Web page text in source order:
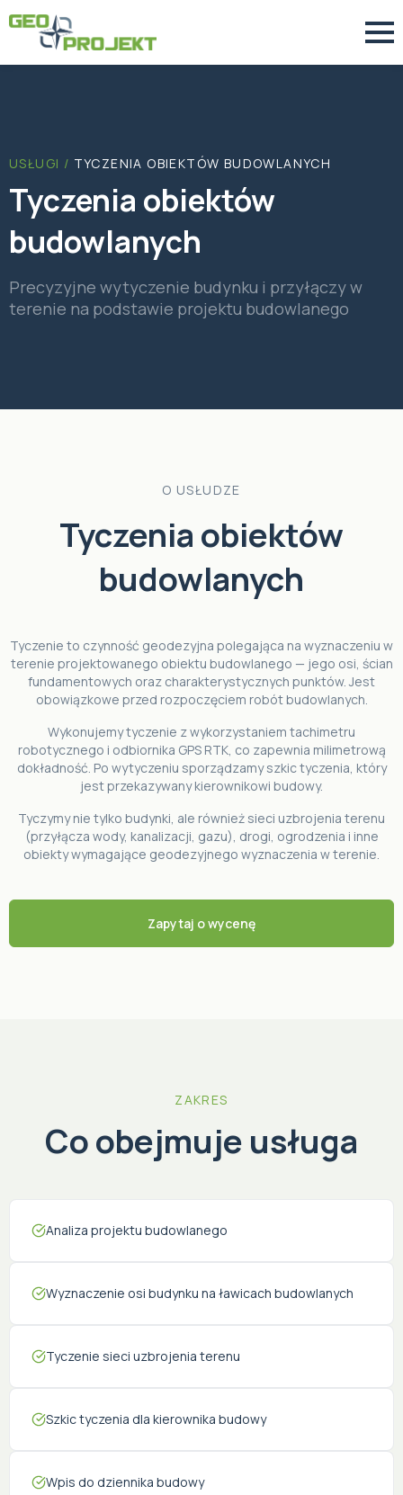
USŁUGI / TYCZENIA OBIEKTÓW BUDOWLANYCH
Tyczenia obiektów
budowlanych
Precyzyjne wytyczenie budynku i przyłączy w
terenie na podstawie projektu budowlanego
O USŁUDZE
Tyczenia obiektów
budowlanych
Tyczenie to czynność geodezyjna polegająca na wyznaczeniu w
terenie projektowanego obiektu budowlanego — jego osi, ścian
fundamentowych oraz charakterystycznych punktów. Jest
obowiązkowe przed rozpoczęciem robót budowlanych.
Wykonujemy tyczenie z wykorzystaniem tachimetru
robotycznego i odbiornika GPS RTK, co zapewnia milimetrową
dokładność. Po wytyczeniu sporządzamy szkic tyczenia, który
jest przekazywany kierownikowi budowy.
Tyczymy nie tylko budynki, ale również sieci uzbrojenia terenu
(przyłącza wody, kanalizacji, gazu), drogi, ogrodzenia i inne
obiekty wymagające geodezyjnego wyznaczenia w terenie.
Zapytaj o wycenę
ZAKRES
Co obejmuje usługa
Analiza projektu budowlanego
Wyznaczenie osi budynku na ławicach budowlanych
Tyczenie sieci uzbrojenia terenu
Szkic tyczenia dla kierownika budowy
Wpis do dziennika budowy
Powierzchnia